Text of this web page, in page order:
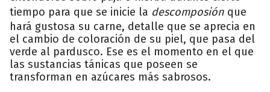
tiempo para que se inicie la descomposión que
hará gustosa su carne, detalle que se aprecia en
el cambio de coloración de su piel, que pasa del
verde al pardusco. Ese es el momento en el que
las sustancias tánicas que poseen se
transforman en azúcares más sabrosos.